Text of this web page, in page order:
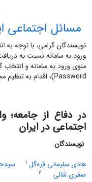
مسائل اجتماعی
نویسندگان گرامی، با توجه به
ورود به سامانه نسبت به
Password)، اقدام به تنظیم مجدد رمز خود کنید.
در دفاع از جامعه؛
اجتماعی در ایران
نویسندگان
هادی سلیمانی قره‌گل 1
صفری شالی
2